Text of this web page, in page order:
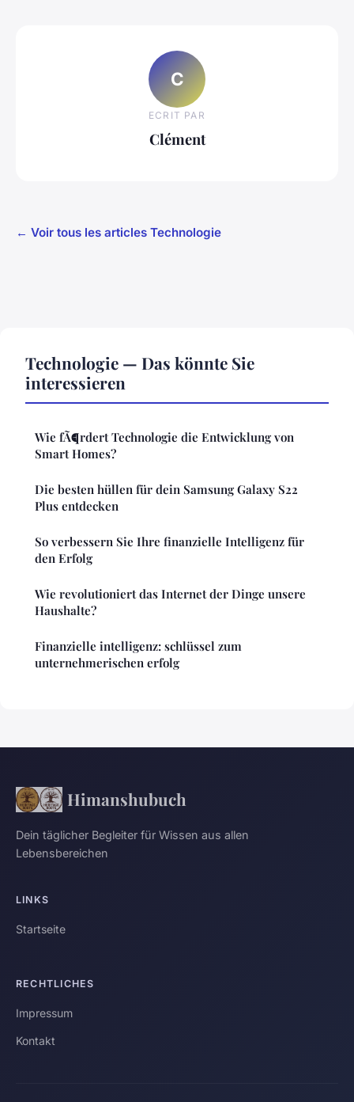
C
ECRIT PAR
Clément
← Voir tous les articles Technologie
Technologie — Das könnte Sie
interessieren
Wie fÃ¶rdert Technologie die Entwicklung von
Smart Homes?
Die besten hüllen für dein Samsung Galaxy S22
Plus entdecken
So verbessern Sie Ihre finanzielle Intelligenz für
den Erfolg
Wie revolutioniert das Internet der Dinge unsere
Haushalte?
Finanzielle intelligenz: schlüssel zum
unternehmerischen erfolg
Himanshubuch
Dein täglicher Begleiter für Wissen aus allen
Lebensbereichen
LINKS
Startseite
RECHTLICHES
Impressum
Kontakt